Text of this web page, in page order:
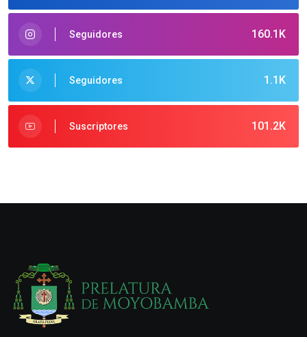
160.1K
Seguidores
1.1K
Seguidores
101.2K
Suscriptores